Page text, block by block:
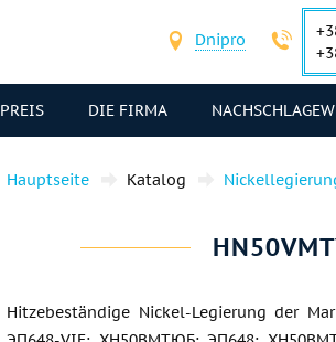
Dnipro
PREIS DIE FIRMA
Hauptseite Katalog
Hitzebeständige Nickel-Legierung der